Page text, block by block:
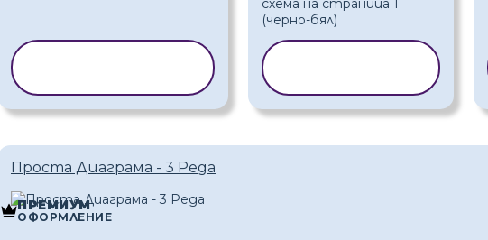
Проста Диаграма - 3 Реда
ПРЕМИУМ
ОФОРМЛЕНИЕ